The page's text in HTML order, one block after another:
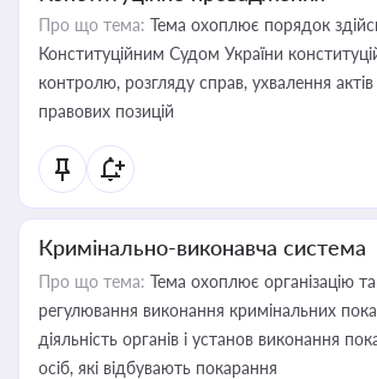
Про що тема: Тема охоплює порядок
Конституційним Судом України
контролю, розгляду справ, ухвалення
правових позицій
Кримінально-виконавча система
Про що тема: Тема охоплює організацію
регулювання виконання кримінальних
діяльність органів і установ виконання
осіб, які відбувають покарання